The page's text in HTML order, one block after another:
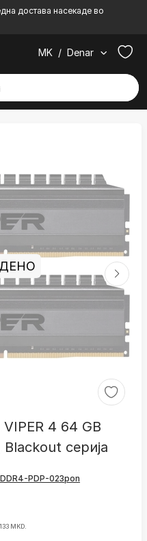
достава насекаде во
MK / Denar
4 64 GB
серија
MKD.